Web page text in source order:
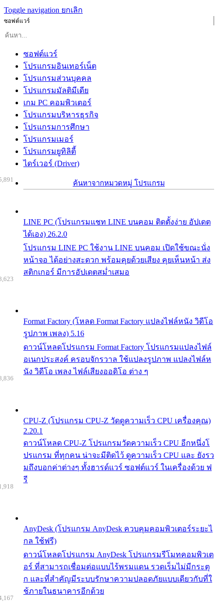
Toggle navigation ยกเลิก
ซอฟต์แวร์
ซอฟต์แวร์
โปรแกรมอินเทอร์เน็ต
โปรแกรมส่วนบุคคล
โปรแกรมมัลติมีเดีย
เกม PC คอมพิวเตอร์
โปรแกรมบริหารธุรกิจ
โปรแกรมการศึกษา
โปรแกรมเมอร์
โปรแกรมยูทิลิตี้
ไดร์เวอร์ (Driver)
ค้นหาจากหมวดหมู่ โปรแกรม
LINE PC (โปรแกรมแชท LINE บนคอม ติดตั้งง่าย อัปเดต
ได้เอง) 26.2.0
โปรแกรม LINE PC ใช้งาน LINE บนคอม เปิดใช้ขณะนั่ง
หน้าจอ ได้อย่างสะดวก พร้อมคุยด้วยเสียง คุยเห็นหน้า ส่ง
สติกเกอร์ มีการอัปเดตสม่ำเสมอ
Format Factory (โหลด Format Factory แปลงไฟล์หนัง วิดีโอ
รูปภาพ เพลง) 5.16
ดาวน์โหลดโปรแกรม Format Factory โปรแกรมแปลงไฟล์
อเนกประสงค์ ครอบจักรวาล ใช้แปลงรูปภาพ แปลงไฟล์ห
นัง วิดีโอ เพลง ไฟล์เสียงออดิโอ ต่าง ๆ
CPU-Z (โปรแกรม CPU-Z วัดดูความเร็ว CPU เครื่องคุณ)
2.20.1
ดาวน์โหลด CPU-Z โปรแกรมวัดความเร็ว CPU อีกหนึ่งโ
ปรแกรม ที่ทุกคน น่าจะมีติดไว้ ดูความเร็ว CPU และ ยังรว
มถึงบอกค่าต่างๆ ทั้งฮารด์แวร์ ซอฟต์แวร์ ในเครื่องด้วย ฟ
รี
AnyDesk (โปรแกรม AnyDesk ควบคุมคอมพิวเตอร์ระยะไ
กล ใช้ฟรี)
ดาวน์โหลดโปรแกรม AnyDesk โปรแกรมรีโมทคอมพิวเต
อร์ ที่สามารถเชื่อมต่อแบบไร้พรมแดน รวดเร็มไม่มีกระตุ
ก และที่สำคัญมีระบบรักษาความปลอดภัยแบบเดียวกับที่ใ
ช้ภายในธนาคารอีกด้วย